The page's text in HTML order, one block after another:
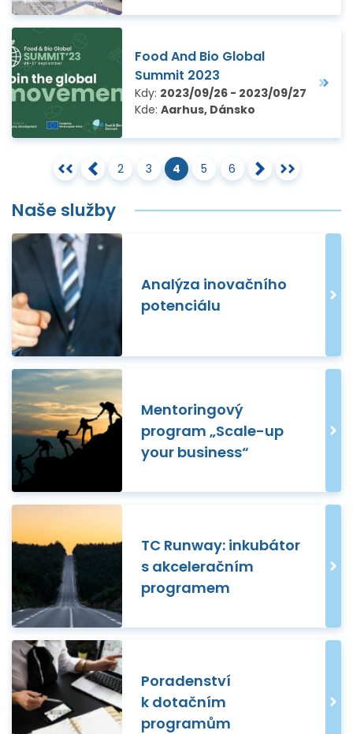
Food And Bio Global
Summit 2023
Kdy: 2023/09/26 - 2023/09/27
Kde: Aarhus, Dánsko
2 3 4 5 6
Naše služby
Analýza inovačního
potenciálu
Mentoringový
program „Scale-up
your business“
TC Runway: inkubátor
s akceleračním
programem
Poradenství
k dotačním
programům